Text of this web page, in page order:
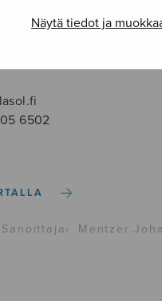
Näytä tiedot ja
6502
Sanoittaja › Mentzer